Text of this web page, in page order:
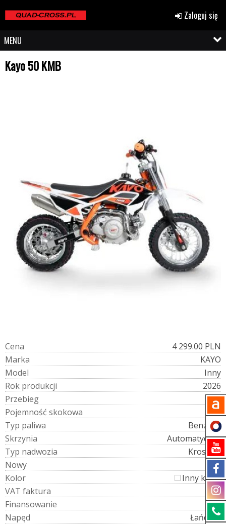
Zaloguj się
MENU
Kayo 50 KMB
Cena
4 299.00 PLN
Marka
KAYO
Model
Inny
Rok produkcji
2026
Przebieg
1
Pojemność skokowa
60
Typ paliwa
Benzyna
Skrzynia
Automatyczna
Typ nadwozia
Krosowy
Nowy
Tak
Kolor
Inny kolor
VAT faktura
Tak
Finansowanie
Tak
Napęd
Łańcuch